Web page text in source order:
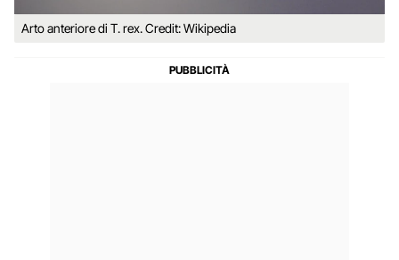
Arto anteriore di T. rex. Credit: Wikipedia